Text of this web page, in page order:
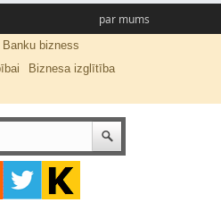
par mums
Banku bizness
Biznesa izglītība